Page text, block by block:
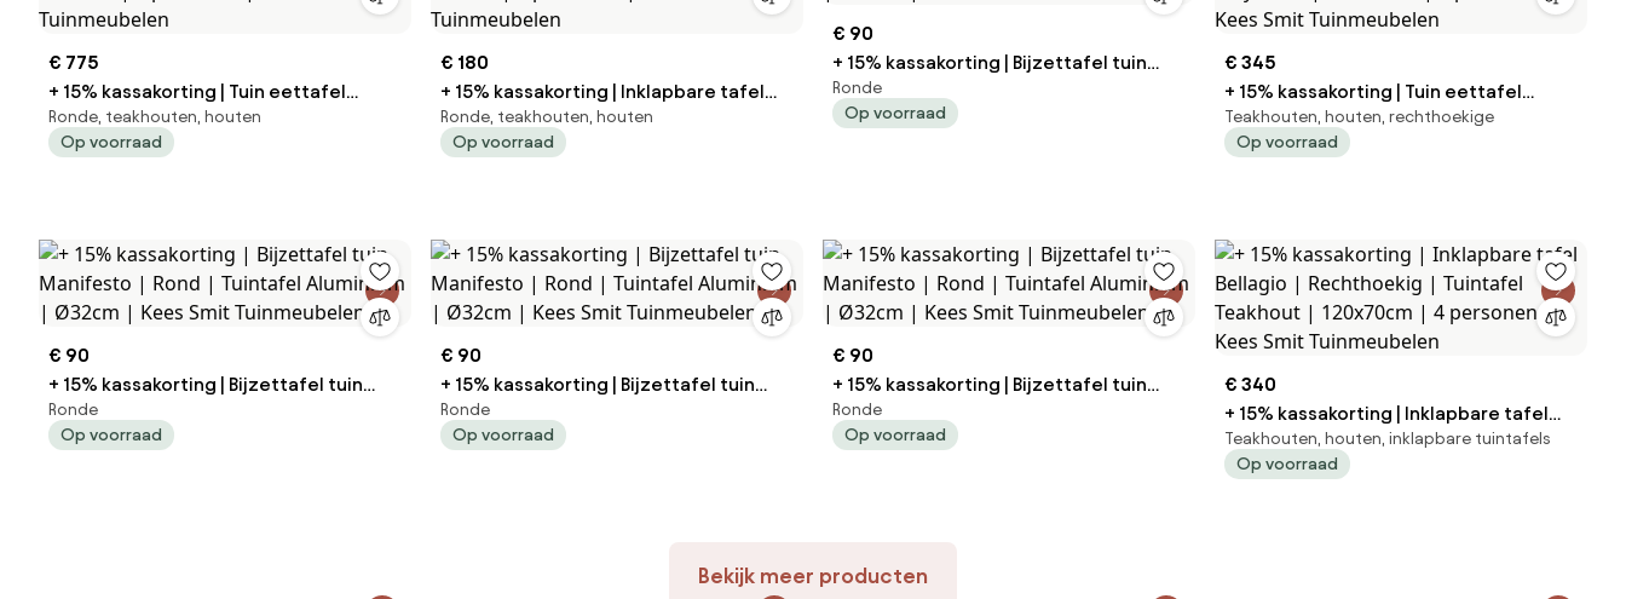
€ 775
+ 15% kassakorting | Tuin eettafel
ROUGH | Rond | Tuintafel Teakhout |
Ø150cm | 6 personen | Kees Smit
Ronde, teakhouten, houten
Op voorraad
€ 180
+ 15% kassakorting | Inklapbare tafel
Sunyard | Rond | Tuintafel Teakhout |
Ø65cm | 2 personen | Kees Smit
Ronde, teakhouten, houten
Op voorraad
€ 90
+ 15% kassakorting | Bijzettafel tuin
Manifesto | Rond | Tuintafel Aluminium |
Ø50cm | Kees Smit Tuinmeubelen
Ronde
Op voorraad
€ 345
+ 15% kassakorting | Tuin eettafel
Bellagio | Rechthoekig | Tuintafel
Polywood | 160x90cm | 4 personen |
Teakhouten, houten, rechthoekige
Op voorraad
€ 90
+ 15% kassakorting | Bijzettafel tuin
Manifesto | Rond | Tuintafel Aluminium |
Ø32cm | Kees Smit Tuinmeubelen
Ronde
Op voorraad
€ 90
+ 15% kassakorting | Bijzettafel tuin
Manifesto | Rond | Tuintafel Aluminium |
Ø32cm | Kees Smit Tuinmeubelen
Ronde
Op voorraad
€ 90
+ 15% kassakorting | Bijzettafel tuin
Manifesto | Rond | Tuintafel Aluminium |
Ø32cm | Kees Smit Tuinmeubelen
Ronde
Op voorraad
€ 340
+ 15% kassakorting | Inklapbare tafel
Bellagio | Rechthoekig | Tuintafel
Teakhout | 120x70cm | 4 personen |
Teakhouten, houten, inklapbare tuintafels
Op voorraad
Bekijk meer producten